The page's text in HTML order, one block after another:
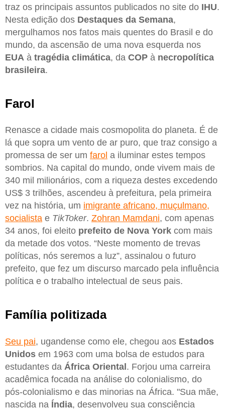
traz os principais assuntos publicados no site do IHU.
Nesta edição dos Destaques da Semana,
mergulhamos nos fatos mais quentes do Brasil e do
mundo, da ascensão de uma nova esquerda nos
EUA à tragédia climática, da COP à necropolítica
brasileira.
Farol
Renasce a cidade mais cosmopolita do planeta. É de
lá que sopra um vento de ar puro, que traz consigo a
promessa de ser um farol a iluminar estes tempos
sombrios. Na capital do mundo, onde vivem mais de
340 mil milionários, com a riqueza destes excedendo
US$ 3 trilhões, ascendeu à prefeitura, pela primeira
vez na história, um imigrante africano, muçulmano,
socialista e TikToker. Zohran Mamdani, com apenas
34 anos, foi eleito prefeito de Nova York com mais
da metade dos votos. “Neste momento de trevas
políticas, nós seremos a luz”, assinalou o futuro
prefeito, que fez um discurso marcado pela influência
política e o trabalho intelectual de seus pais.
Família politizada
Seu pai, ugandense como ele, chegou aos Estados
Unidos em 1963 com uma bolsa de estudos para
estudantes da África Oriental. Forjou uma carreira
acadêmica focada na análise do colonialismo, do
pós-colonialismo e das minorias na África. "Sua mãe,
nascida na Índia, desenvolveu sua consciência